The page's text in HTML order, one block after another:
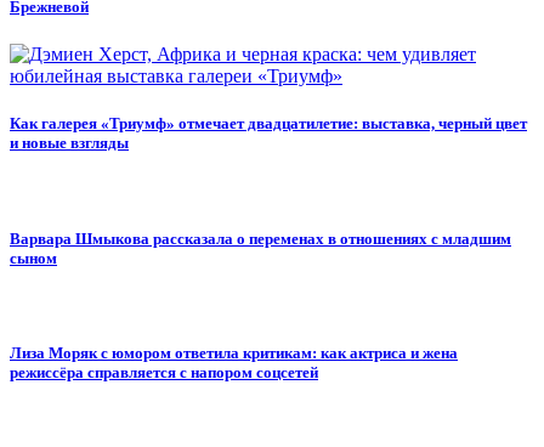
Брежневой
Как галерея «Триумф» отмечает двадцатилетие: выставка, черный цвет
и новые взгляды
Варвара Шмыкова рассказала о переменах в отношениях с младшим
сыном
Лиза Моряк с юмором ответила критикам: как актриса и жена
режиссёра справляется с напором соцсетей